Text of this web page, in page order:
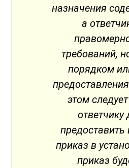
назначения
а
требований,
порядком
этом
ответчику
приказ в
приказ